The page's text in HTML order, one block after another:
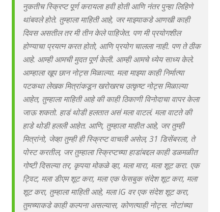
नुकतीच स्क्रिप्ट पूर्ण करायला हवी होती आणि नंतर पुन्हा लिहिणे
थांबवले होते. तुम्हाला माहिती आहे, जर माझ्याकडे आणखी काही
दिवस असतील तर मी तीन केले पाहिजेत. पण मी प्रयोगशील
होण्याचा प्रयत्न करत होतो, आणि प्रयोग चालला नाही. पण ते ठीक
आहे. आम्ही आमची मुदत पूर्ण केली. आम्ही आमचे ध्येय साध्य केले.
आम्हाला खूप छान नोट्स मिळाल्या. मला माझ्या काही निर्मात्या
पटकथा लेखक मित्रांकडून खरोखरच उत्कृष्ट नोट्स मिळाल्या
आहेत, तुम्हाला माहिती आहे की काही ठिकाणी विनोदाचा वापर केला
जाऊ शकतो. हाडं थोडी हलतात असं मला वाटलं. मला वाटते की
हाडे थोडी हलली आहेत. आणि, तुम्हाला माहीत आहे, जर तुम्ही
मित्रांनो, जेव्हा तुम्ही ही स्क्रिप्ट वाचली असेल, 31 डिसेंबरला, ते
पोस्ट करतील, जर तुम्हाला स्क्रिप्टच्या हाडांबद्दल काही डळमळीत
गोष्टी दिसल्या तर, कृपया मोकळे व्हा, मला मारा, मला शूट करा. एक
ट्विट, मला डीएम शूट करा, मला एक फेसबुक संदेश शूट करा, मला
शूट करा, तुम्हाला माहिती आहे, मला IG वर एक संदेश शूट करा,
तुमच्याकडे काही कल्पना असल्यास, कोणत्याही नोट्स. नोटांच्या